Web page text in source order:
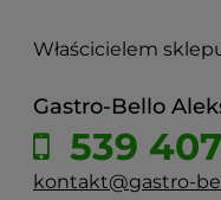
Właścicielem
Gastro-Bello
539
kontakt@gastro-